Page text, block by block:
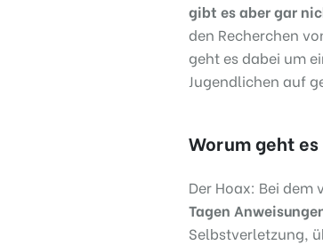
gibt es aber gar
den Recherchen
geht es dabei um
Jugendlichen auf
Worum geht
Der Hoax: Bei
Tagen
Selbstverletzung,